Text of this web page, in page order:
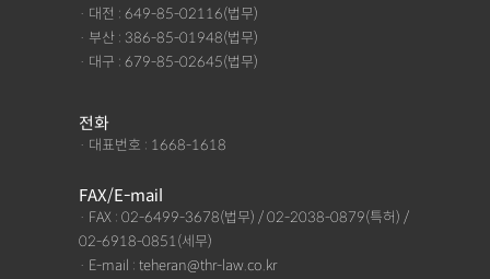
· 대전 : 649-85-02116(법무)
· 부산 : 386-85-01948(법무)
· 대구 : 679-85-02645(법무)
전화
· 대표번호 : 1668-1618
FAX/E-mail
· FAX : 02-6499-3678(법무) / 02-2038-0879(특허) /
02-6918-0851(세무)
· E-mail : teheran@thr-law.co.kr